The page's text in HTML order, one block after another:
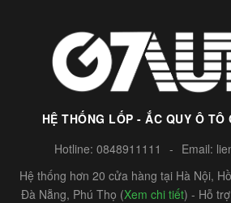
HỆ THỐNG LỐP - ẮC QUY Ô TÔ
Hotline: 0848911111 - Email:
Hệ thống hơn 20 cửa hàng tại Hà Nội,
Đà Nẵng, Phú Thọ (Xem chi tiết) - Hỗ